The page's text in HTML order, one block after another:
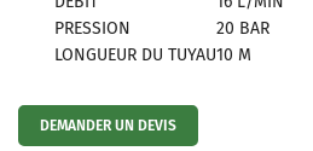
l'adresse email indiqué ci-dessus. Vous pouvez
utilisantle formulaire de désinscription .
PRESSION
20 BAR
LONGUEUR DU TUYAU10 M
DEMANDER UN DEVIS